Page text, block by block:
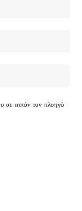
σε αυτόν τον πλοηγό